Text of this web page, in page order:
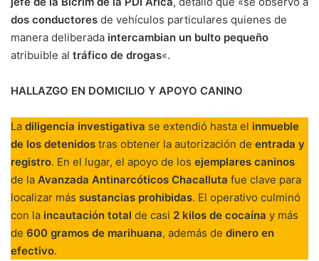
dos conductores de vehículos particulares quienes de
manera deliberada intercambian un bulto pequeño
atribuible al tráfico de drogas«.
HALLAZGO EN DOMICILIO Y APOYO CANINO
La diligencia investigativa se extendió hasta el inmueble
de los detenidos tras obtener la autorización de entrada y
registro. En el lugar, el apoyo de los ejemplares caninos
de la Avanzada Antinarcóticos Chacalluta fue clave para
localizar más sustancias prohibidas. El operativo culminó
con la incautación total de casi 2 kilos de cocaína y más
de 600 gramos de marihuana, además de dinero en
efectivo.